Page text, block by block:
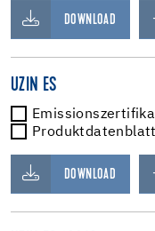
DOWNLOAD
UZIN ES
Produktdatenblatt
DOWNLOAD